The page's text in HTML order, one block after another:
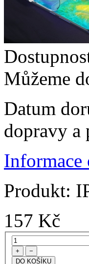
Můžeme
Datum
dopravy a
Informace
Produkt:
157 Kč
+ −